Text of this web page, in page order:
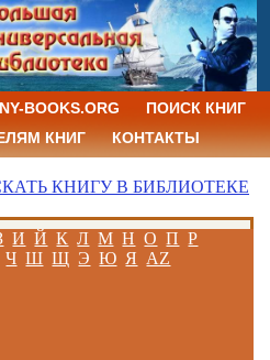
BOOKS.ORG
ПОИСК КНИГ
КНИГ
КОНТАКТЫ
КНИГУ В БИБЛИОТЕКЕ
И Й К Л М Н О П Р
Ч Ш Щ Э Ю Я AZ